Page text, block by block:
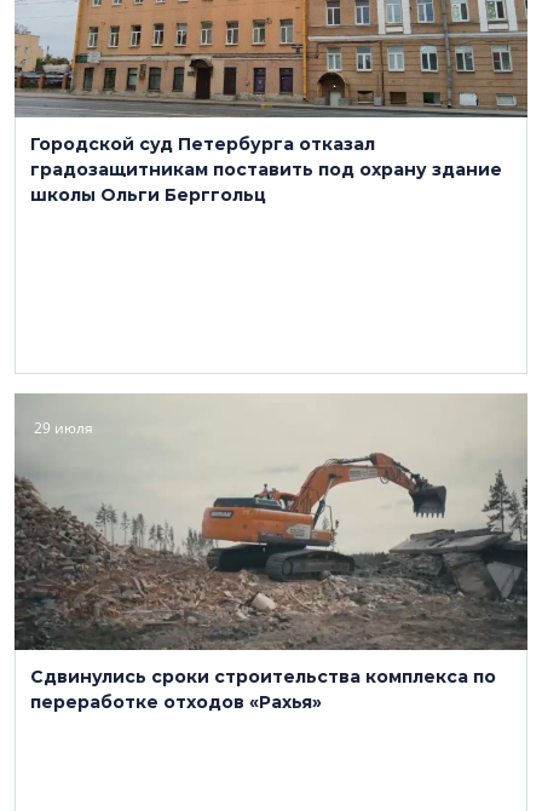
Городской суд Петербурга отказал
градозащитникам поставить под охрану здание
школы Ольги Берггольц
29 июля
Сдвинулись сроки строительства комплекса по
переработке отходов «Рахья»